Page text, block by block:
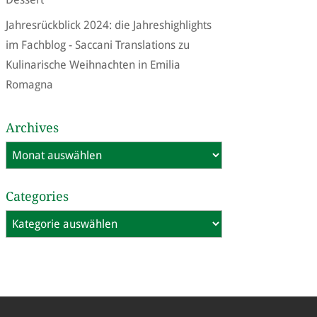
Jahresrückblick 2024: die Jahreshighlights
im Fachblog - Saccani Translationszu
Kulinarische Weihnachten in Emilia
Romagna
Archives
Archives
Categories
Categories